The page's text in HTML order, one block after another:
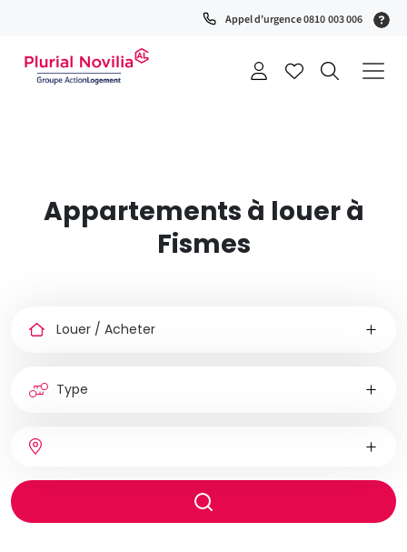
Appel d'urgence 0810 003 006
Appartements à louer à
Fismes
chambres
chauffage
Rayon
de